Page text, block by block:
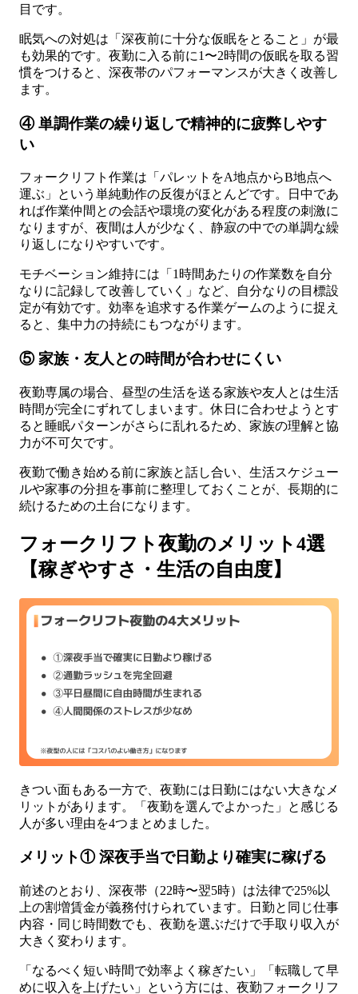
目です。
眠気への対処は「深夜前に十分な仮眠をとること」が最
も効果的です。夜勤に入る前に1〜2時間の仮眠を取る習
慣をつけると、深夜帯のパフォーマンスが大きく改善し
ます。
④ 単調作業の繰り返しで精神的に疲弊しやす
い
フォークリフト作業は「パレットをA地点からB地点へ
運ぶ」という単純動作の反復がほとんどです。日中であ
れば作業仲間との会話や環境の変化がある程度の刺激に
なりますが、夜間は人が少なく、静寂の中での単調な繰
り返しになりやすいです。
モチベーション維持には「1時間あたりの作業数を自分
なりに記録して改善していく」など、自分なりの目標設
定が有効です。効率を追求する作業ゲームのように捉え
ると、集中力の持続にもつながります。
⑤ 家族・友人との時間が合わせにくい
夜勤専属の場合、昼型の生活を送る家族や友人とは生活
時間が完全にずれてしまいます。休日に合わせようとす
ると睡眠パターンがさらに乱れるため、家族の理解と協
力が不可欠です。
夜勤で働き始める前に家族と話し合い、生活スケジュー
ルや家事の分担を事前に整理しておくことが、長期的に
続けるための土台になります。
フォークリフト夜勤のメリット4選
【稼ぎやすさ・生活の自由度】
きつい面もある一方で、夜勤には日勤にはない大きなメ
リットがあります。「夜勤を選んでよかった」と感じる
人が多い理由を4つまとめました。
メリット① 深夜手当で日勤より確実に稼げる
前述のとおり、深夜帯（22時〜翌5時）は法律で25%以
上の割増賃金が義務付けられています。日勤と同じ仕事
内容・同じ時間数でも、夜勤を選ぶだけで手取り収入が
大きく変わります。
「なるべく短い時間で効率よく稼ぎたい」「転職して早
めに収入を上げたい」という方には、夜勤フォークリフ